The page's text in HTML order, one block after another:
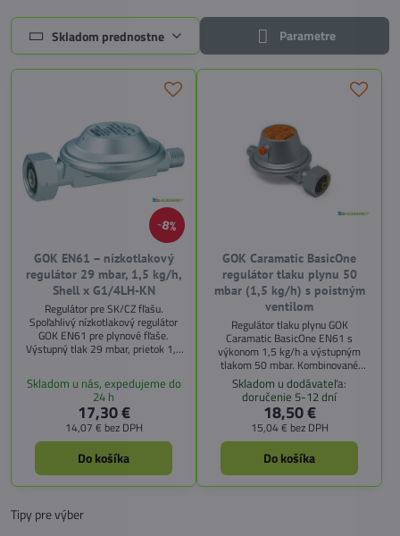
Skladom prednostne Parametre
8%
GOK EN61 – nízkotlakový
regulátor 29 mbar, 1,5 kg/h,
Shell x G1/4LH-KN
Regulátor pre SK/CZ fľašu.
Spoľahlivý nízkotlakový regulátor
GOK EN61 pre plynové fľaše.
Výstupný tlak 29 mbar, prietok 1,5
Ideálny pre karavany a kemping.
Skladom u nás, expedujeme do
24 h
17,30 €
14,07 € bez DPH
Do košíka
GOK Caramatic BasicOne
regulátor tlaku plynu 50
mbar (1,5 kg/h) s poistným
ventilom
Regulátor tlaku plynu GOK
Caramatic BasicOne EN61 s
výkonom 1,5 kg/h a výstupným
tlakom 50 mbar. Kombinované
pripojenie Shell-WS x G1/4 LH,
integrovaný poistný ventil PRV.
Ideálny pre karavany a obytné
vozidlá.
Skladom u dodávateľa:
doručenie 5-12 dní
18,50 €
15,04 € bez DPH
Do košíka
Tipy pre výber